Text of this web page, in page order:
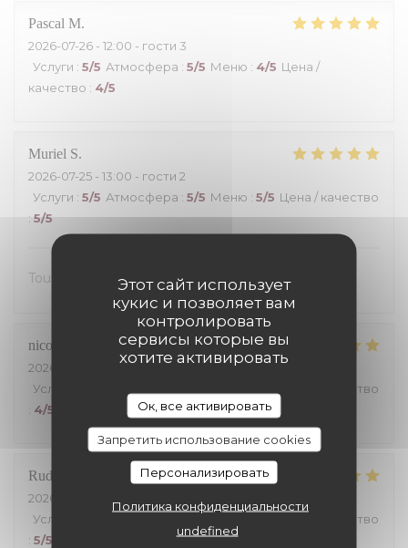
Этот сайт использует
кукис и позволяет вам
контролировать
сервисы которые вы
хотите активировать
Ок, все активировать
Запретить использование cookies
Персонализировать
Политика конфиденциальности
undefined
Pascal M
2026-07-26 - 12:00 - гости 3
Услуги : 5/5 Атмосфера : 5/5 Меню : 4/5 Цена /
качество : 4/5
Muriel S
2026-07-25 - 13:00 - гости 2
Услуги : 5/5 Атмосфера : 5/5 Меню : 5/5 Цена / качество
: 5/5
Tout était excellent, on s’est régalé.
nicolas
2026-07-24
- 19:30 - гости 4
Услуги
Цена / качество
: 4/5
Rudy
2026-07-23
Услуги
Цена / качество
: 5/5